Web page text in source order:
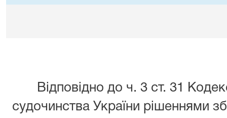
Відповідно до ч. 3 ст. 31
судочинства України рішеннями